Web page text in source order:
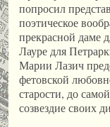
попросил
поэтическое
прекрасной даме
Лауре для
Марии Лазич
фетовской
старости, до
созвездие своих